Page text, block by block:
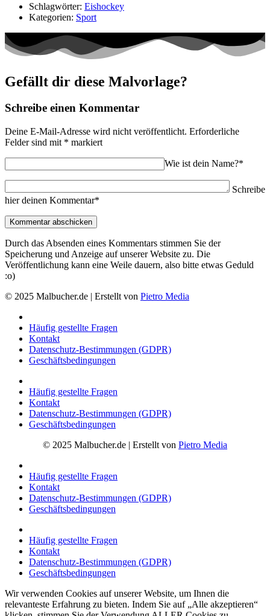
Schlagwörter: Eishockey
Kategorien: Sport
Gefällt dir diese Malvorlage?
Schreibe einen Kommentar
Deine E-Mail-Adresse wird nicht veröffentlicht. Erforderliche
Felder sind mit * markiert
Wie ist dein Name?*
Schreibe
hier deinen Kommentar*
Durch das Absenden eines Kommentars stimmen Sie der
Speicherung und Anzeige auf unserer Website zu. Die
Veröffentlichung kann eine Weile dauern, also bitte etwas Geduld
:o)
© 2025 Malbucher.de | Erstellt von Pietro Media
Häufig gestellte Fragen
Kontakt
Datenschutz-Bestimmungen (GDPR)
Geschäftsbedingungen
Häufig gestellte Fragen
Kontakt
Datenschutz-Bestimmungen (GDPR)
Geschäftsbedingungen
© 2025 Malbucher.de | Erstellt von Pietro Media
Häufig gestellte Fragen
Kontakt
Datenschutz-Bestimmungen (GDPR)
Geschäftsbedingungen
Häufig gestellte Fragen
Kontakt
Datenschutz-Bestimmungen (GDPR)
Geschäftsbedingungen
Wir verwenden Cookies auf unserer Website, um Ihnen die
relevanteste Erfahrung zu bieten. Indem Sie auf „Alle akzeptieren“